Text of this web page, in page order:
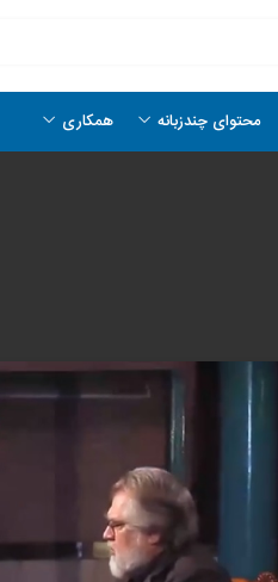
محتوای چندزبانه همکاری